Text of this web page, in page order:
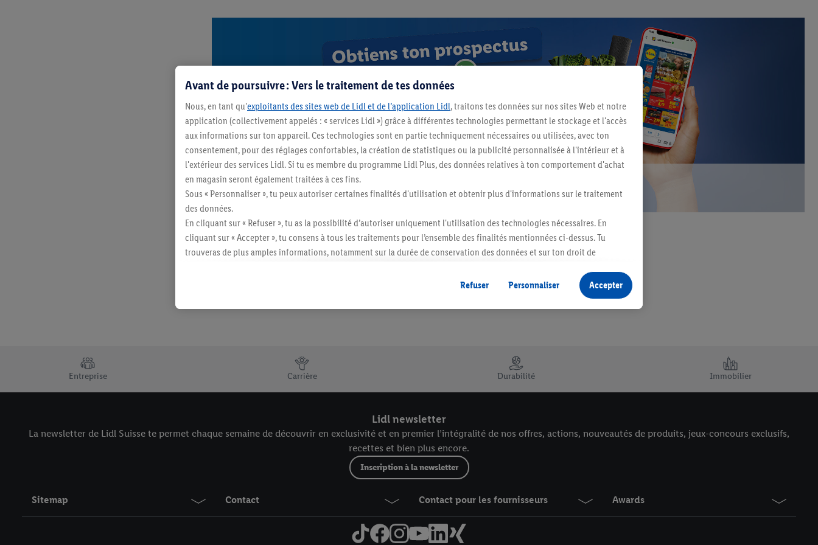
S'abonner maintenant
Vers le prospectus d’actions par WhatsApp
Entreprise Carrière Durabilité Immobilier
Lidl newsletter
La newsletter de Lidl Suisse te permet chaque semaine de découvrir en exclusivité et en premier l’intégralité de nos offres, actions, nouveautés de produits, jeux-concours exclusifs,
recettes et bien plus encore.
Inscription à la newsletter
Sitemap Contact Contact pour les fournisseurs Awards
Avant de poursuivre : Vers le traitement de tes données
Nous, en tant qu'exploitants des sites web de Lidl et de l’application Lidl, traitons tes données sur nos sites Web et notre
application (collectivement appelés : « services Lidl ») grâce à différentes technologies permettant le stockage et l'accès
aux informations sur ton appareil. Ces technologies sont en partie techniquement nécessaires ou utilisées, avec ton
consentement, pour des réglages confortables, la création de statistiques ou la publicité personnalisée à l'intérieur et à
l'extérieur des services Lidl. Si tu es membre du programme Lidl Plus, des données relatives à ton comportement d'achat
en magasin seront également traitées à ces fins.
Sous « Personnaliser », tu peux autoriser certaines finalités d'utilisation et obtenir plus d'informations sur le traitement
des données.
En cliquant sur « Refuser », tu as la possibilité d’autoriser uniquement l'utilisation des technologies nécessaires. En
cliquant sur « Accepter », tu consens à tous les traitements pour l’ensemble des finalités mentionnées ci-dessus. Tu
trouveras de plus amples informations, notamment sur la durée de conservation des données et sur ton droit de
Refuser Personnaliser Accepter